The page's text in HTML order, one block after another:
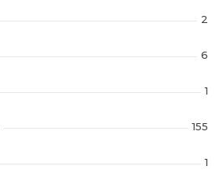
2
6
1
155
1